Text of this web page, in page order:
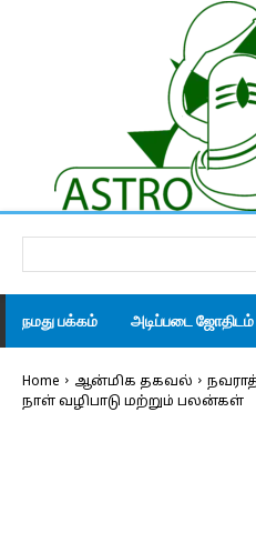
நமது பக்கம் அடிப்படை ஜோதிடம்
Home ஆன்மிக தகவல்
நாள் வழிபாடு மற்றும் பலன்கள்